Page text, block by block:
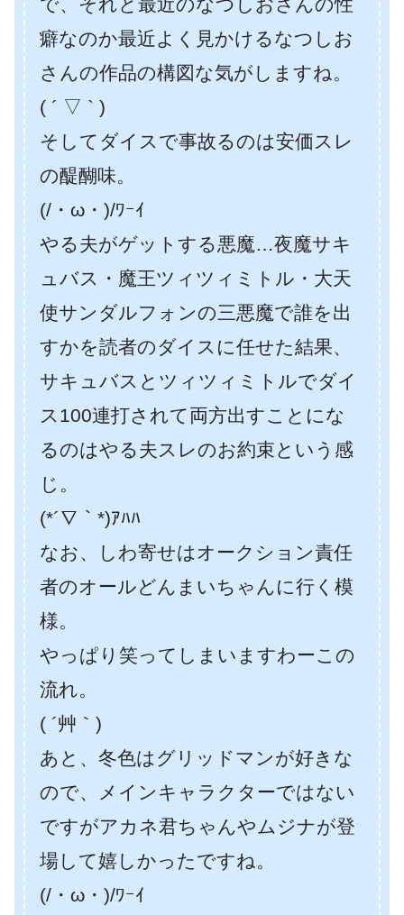
癖なのか最近よく見かけるなつしお
さんの作品の構図な気がしますね。
( ´ ▽ ` )
そしてダイスで事故るのは安価スレ
の醍醐味。
(/・ω・)/ﾜｰｲ
やる夫がゲットする悪魔…夜魔サキ
ュバス・魔王ツィツィミトル・大天
使サンダルフォンの三悪魔で誰を出
すかを読者のダイスに任せた結果、
サキュバスとツィツィミトルでダイ
ス100連打されて両方出すことにな
るのはやる夫スレのお約束という感
じ。
(*´∇｀*)ｱﾊﾊ
なお、しわ寄せはオークション責任
者のオールどんまいちゃんに行く模
様。
やっぱり笑ってしまいますわーこの
流れ。
( ´艸｀)
あと、冬色はグリッドマンが好きな
ので、メインキャラクターではない
ですがアカネ君ちゃんやムジナが登
場して嬉しかったですね。
(/・ω・)/ﾜｰｲ